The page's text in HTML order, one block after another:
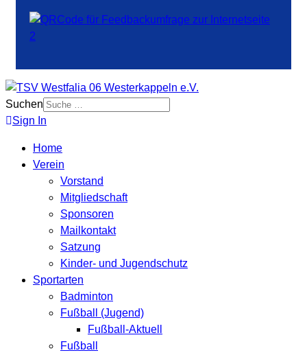
Suchen
Sign In
Home
Verein
Vorstand
Mitgliedschaft
Sponsoren
Mailkontakt
Satzung
Kinder- und Jugendschutz
Sportarten
Badminton
Fußball (Jugend)
Fußball-Aktuell
Fußball